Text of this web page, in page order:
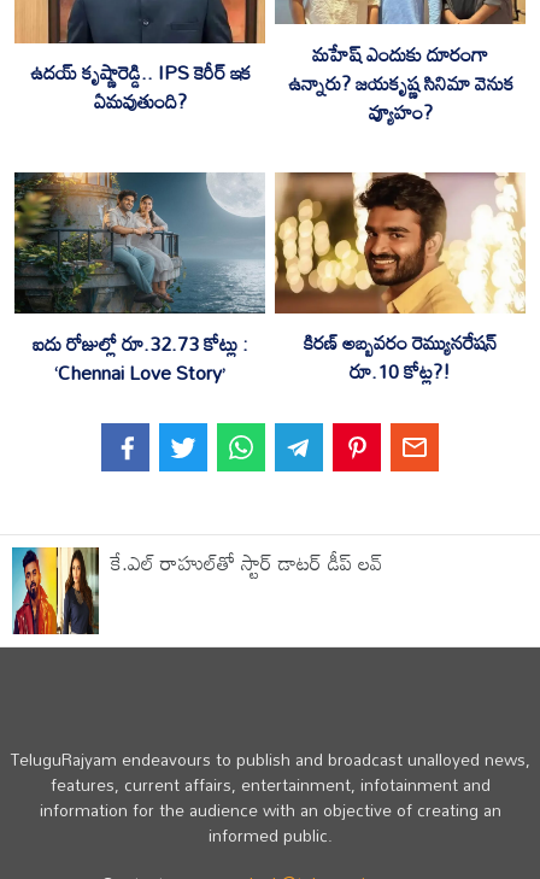
ఉదయ్ కృష్ణారెడ్డి.. IPS కెరీర్ ఇక
ఏమవుతుంది?
మహేష్ ఎందుకు దూరంగా
ఉన్నారు? జయకృష్ణ సినిమా వెనుక
వ్యూహం?
ఐదు రోజుల్లో రూ.32.73 కోట్లు :
‘Chennai Love Story’
కిరణ్ అబ్బవరం రెమ్యునరేషన్
రూ.10 కోట్ల?!
కే.ఎల్ రాహుల్‌తో స్టార్ డాట‌ర్ డీప్ ల‌వ్
TeluguRajyam endeavours to publish and broadcast unalloyed news,
features, current affairs, entertainment, infotainment and
information for the audience with an objective of creating an
informed public.